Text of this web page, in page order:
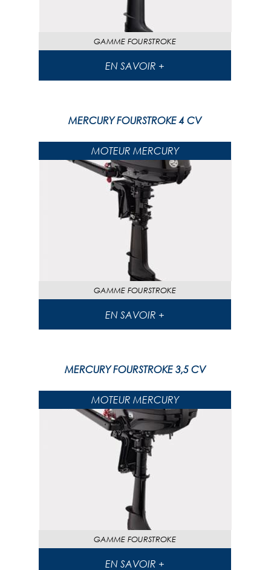
GAMME FOURSTROKE
EN SAVOIR +
MERCURY FOURSTROKE 4 CV
MOTEUR MERCURY
GAMME FOURSTROKE
EN SAVOIR +
MERCURY FOURSTROKE 3,5 CV
MOTEUR MERCURY
GAMME FOURSTROKE
EN SAVOIR +